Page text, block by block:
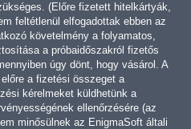
(Előre fizetett hitelkártyák,
feltétlenül elfogadottak ebben az
követelmény a folyamatos,
a próbaidőszakról fizetős
úgy dönt, hogy vásárol. A
a fizetési összeget a
kérelmeket küldhetünk a
ellenőrzésére (az
minősülnek az EnigmaSoft általi